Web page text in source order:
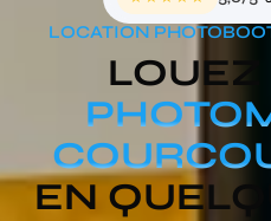
LOCATION
LOUEZ
EN